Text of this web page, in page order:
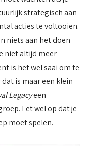
strategisch aan
acties te voltooien.
niets aan het doen
niet altijd meer
is het wel saai om te
is maar een klein
Legacyeen
Let wel op dat je
moet spelen.